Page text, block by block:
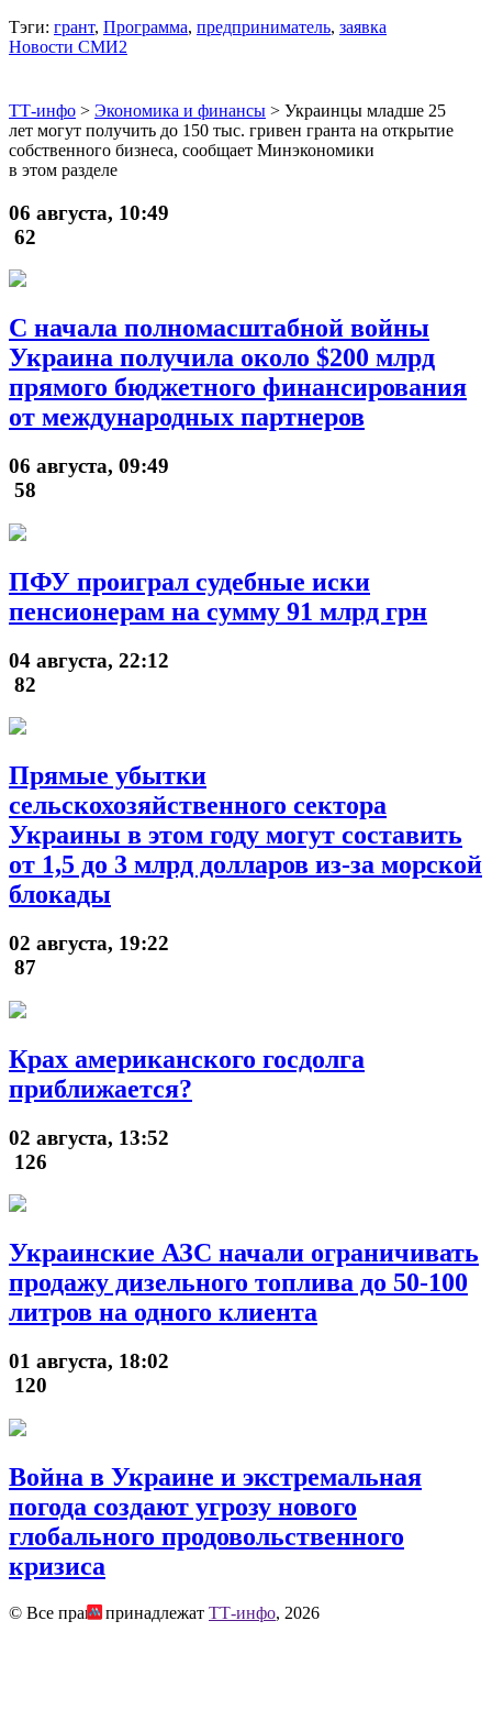
Тэги: грант, Программа, предприниматель, заявка
Новости СМИ2
ТТ-инфо > Экономика и финансы > Украинцы младше 25
лет могут получить до 150 тыс. гривен гранта на открытие
собственного бизнеса, сообщает Минэкономики
в этом разделе
06 августа, 10:49
62
С начала полномасштабной войны
Украина получила около $200 млрд
прямого бюджетного финансирования
от международных партнеров
06 августа, 09:49
58
ПФУ проиграл судебные иски
пенсионерам на сумму 91 млрд грн
04 августа, 22:12
82
Прямые убытки
сельскохозяйственного сектора
Украины в этом году могут составить
от 1,5 до 3 млрд долларов из-за морской
блокады
02 августа, 19:22
87
Крах американского госдолга
приближается?
02 августа, 13:52
126
Украинские АЗС начали ограничивать
продажу дизельного топлива до 50-100
литров на одного клиента
01 августа, 18:02
120
Война в Украине и экстремальная
погода создают угрозу нового
глобального продовольственного
кризиса
© Все права принадлежат ТТ-инфо, 2026